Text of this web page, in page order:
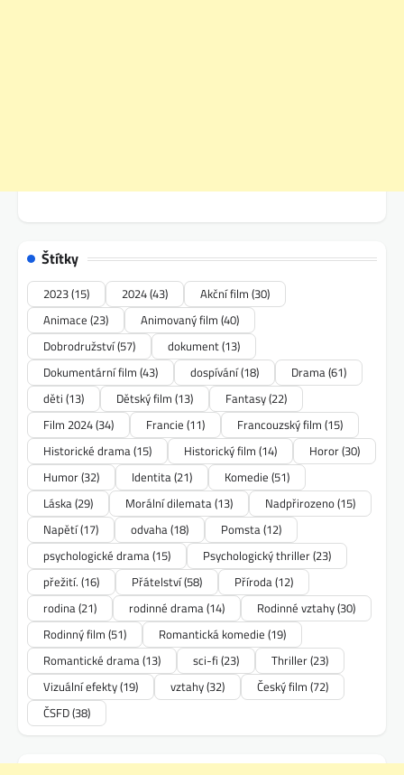
Štítky
2023(15) 2024(43) Akční film (30)
Animace (23) Animovaný film (40)
Dobrodružství(57) dokument(13)
Dokumentární film (43) dospívání(18) Drama(61)
děti (13) Dětský film (13) Fantasy(22)
Film 2024(34) Francie (11) Francouzský film (15)
Historické drama(15) Historický film (14) Horor(30)
Humor(32) Identita(21) Komedie (51)
Láska(29) Morální dilemata(13) Nadpřirozeno(15)
Napětí(17) odvaha(18) Pomsta(12)
psychologické drama(15) Psychologický thriller(23)
přežití. (16) Přátelství(58) Příroda(12)
rodina(21) rodinné drama(14) Rodinné vztahy(30)
Rodinný film (51) Romantická komedie (19)
Romantické drama(13) sci-fi (23) Thriller(23)
Vizuální efekty(19) vztahy(32) Český film (72)
ČSFD(38)